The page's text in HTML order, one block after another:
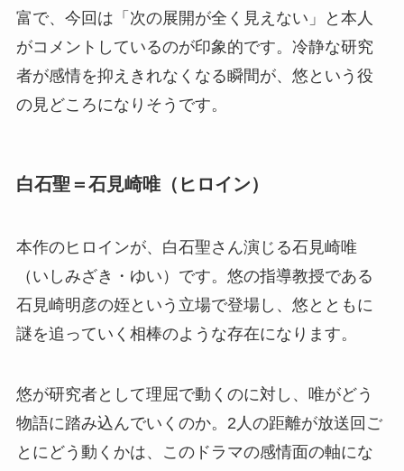
富で、今回は「次の展開が全く見えない」と本人
がコメントしているのが印象的です。冷静な研究
者が感情を抑えきれなくなる瞬間が、悠という役
の見どころになりそうです。
白石聖＝石見崎唯（ヒロイン）
本作のヒロインが、白石聖さん演じる石見崎唯
（いしみざき・ゆい）です。悠の指導教授である
石見崎明彦の姪という立場で登場し、悠とともに
謎を追っていく相棒のような存在になります。
悠が研究者として理屈で動くのに対し、唯がどう
物語に踏み込んでいくのか。2人の距離が放送回ご
とにどう動くかは、このドラマの感情面の軸にな